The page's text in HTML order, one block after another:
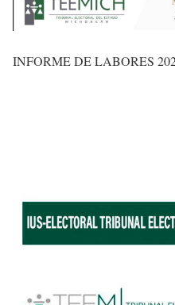
INFORME DE LABORES